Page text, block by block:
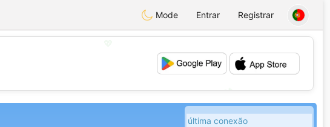
Mode Entrar Registrar
última conexão